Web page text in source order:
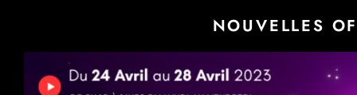
NOUVELLES